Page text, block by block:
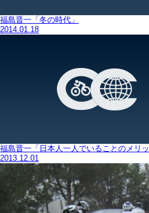
福島晋一「冬の時代」
2014.01.18
福島晋一「日本人一人でいることのメリ
2013.12.01